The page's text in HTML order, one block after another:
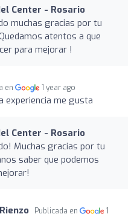
Center - Rosario
muchas gracias por tu
atentos a que
para mejorar !
en 1 year ago
experiencia me gusta
Center - Rosario
Muchas gracias por tu
saber que podemos
Publicada en
1